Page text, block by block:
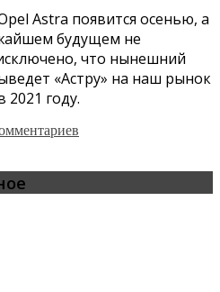
Astra появится осенью, а
будущем не
что нынешний
«Астру» на наш рынок
2021 году.